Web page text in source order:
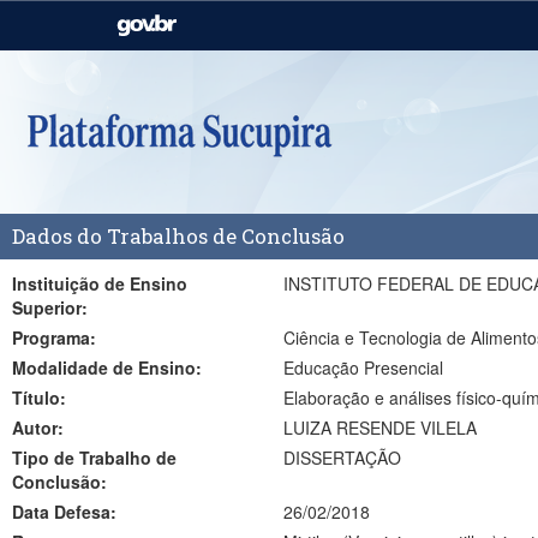
Casa Civil
Pecuária e Abastecimento
Dados do Trabalhos de Conclusão
Instituição de Ensino
Superior:
INSTITUTO FEDERAL DE
Programa:
Ciência e Tecnologia de
Modalidade de Ensino:
Educação Presencial
Título:
Elaboração e análises físico-
Autor:
LUIZA RESENDE VILELA
Tipo de Trabalho de
Conclusão:
DISSERTAÇÃO
Data Defesa:
26/02/2018